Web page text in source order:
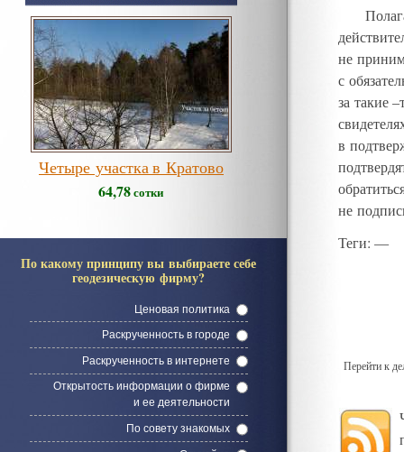
Четыре участка в Кратово
64,78сотки
По какому принципу вы выбираете себе
геодезическую фирму?
Ценовая политика
Раскрученность в городе
Раскрученность в интернете
Открытость информации о фирме
и ее деятельности
По совету знакомых
не
с
за такие
в
не
Теги: —
Перейти к